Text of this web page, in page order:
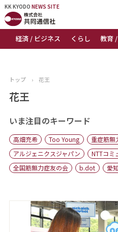
KK KYODO NEWS SITE
経済 / ビジネス くらし 教育
KK KYODONEWS SITE
トップページ
ニュース
おすすめコンテンツ
出版物
会社概要
トップ › 花王
花王
いま注目のキーワード
高畑充希 Too Young 重症筋無
アルジェニクスジャパン
NTTコミ
全国筋無力症友の会
b.dot 愛知